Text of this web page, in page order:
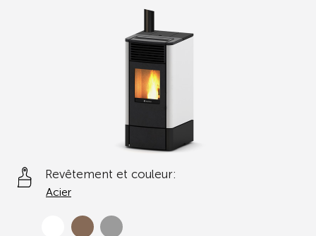
Revêtement et couleur:
Acier